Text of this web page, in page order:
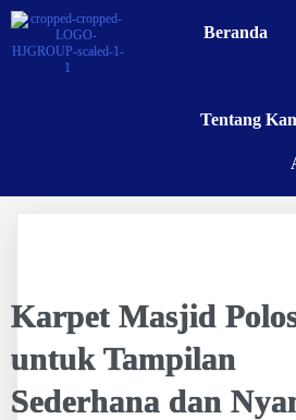
Beranda
Tentang
Karpet Masjid
untuk Tampilan
Sederhana dan